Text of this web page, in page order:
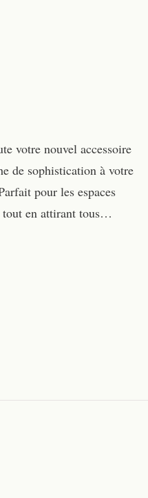
votre nouvel accessoire
de sophistication à votre
pour les espaces
tout en attirant tous…